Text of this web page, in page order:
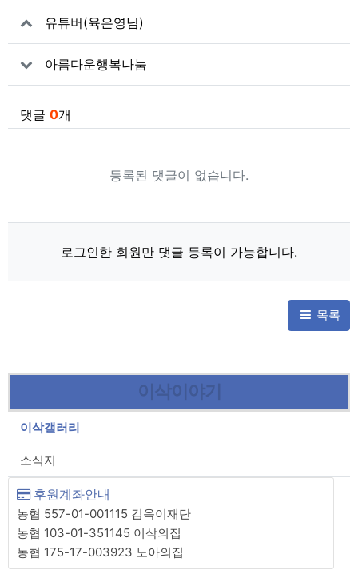
관련자료
유튜버(육은영님)
아름다운행복나눔
댓글 0개
등록된 댓글이 없습니다.
로그인한 회원만 댓글 등록이 가능합니다.
목록
이삭이야기
이삭갤러리
소식지
후원계좌안내
농협 557-01-001115 김옥이재단
농협 103-01-351145 이삭의집
농협 175-17-003923 노아의집